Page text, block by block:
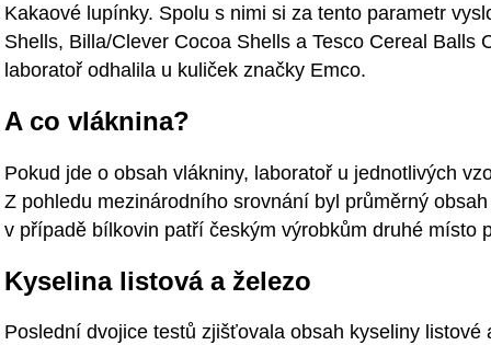
Kakaové lupínky. Spolu s nimi si za tento parametr
Shells, Billa/Clever Cocoa Shells a Tesco Cereal Balls
laboratoř odhalila u kuliček značky Emco.
A co vláknina?
Pokud jde o obsah vlákniny, laboratoř u jednotlivých
Z pohledu mezinárodního srovnání byl průměrný
v případě bílkovin patří českým výrobkům druhé místo
Kyselina listová a železo
Poslední dvojice testů zjišťovala obsah kyseliny listové